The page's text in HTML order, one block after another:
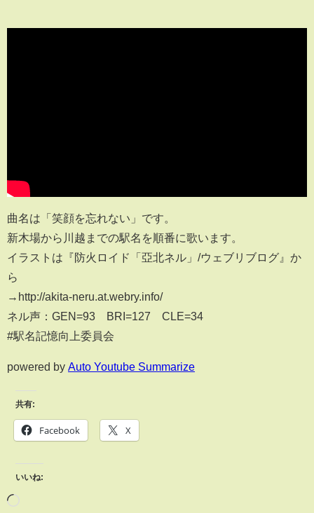
曲名は「笑顔を忘れない」です。
新木場から川越までの駅名を順番に歌います。
イラストは『防火ロイド「亞北ネル」/ウェブリブログ』か
ら
→http://akita-neru.at.webry.info/
ネル声：GEN=93 BRI=127 CLE=34
#駅名記憶向上委員会
powered by Auto Youtube Summarize
共有:
Facebook X
いいね: